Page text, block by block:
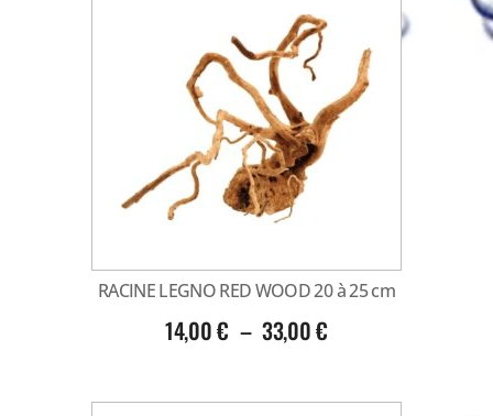
RACINE LEGNO RED WOOD 20 à 25 cm
14,00€ – 33,00€